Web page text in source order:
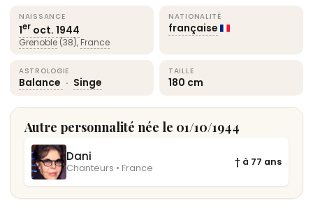
NAISSANCE
1er oct. 1944
Grenoble (38), France
NATIONALITÉ
française
ASTROLOGIE
Balance · Singe
TAILLE
180 cm
Autre personnalité née le 01/10/1944
Dani
Chanteurs • France
† à 77 ans